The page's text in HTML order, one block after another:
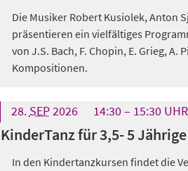
Die Musiker Robert Kusiolek, Anton
präsentieren ein vielfältiges
von J.S. Bach, F. Chopin, E. Grieg, A.
Kompositionen.
28. SEP2026 14:30 15:30UHR
KinderTanz für 3,5- 5
In den Kindertanzkursen findet die